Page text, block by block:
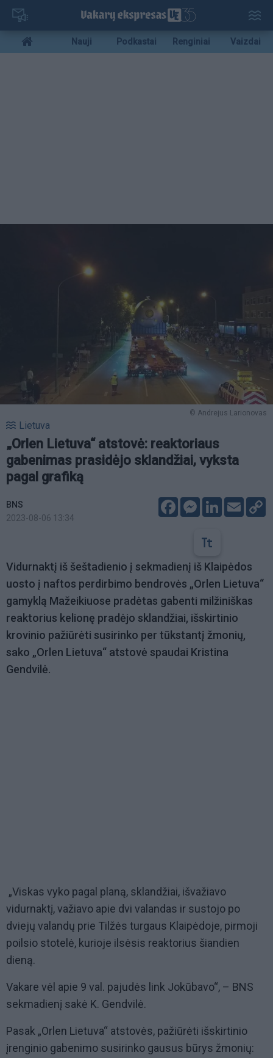
Pereiti
pagrindinį
turinį
Mobile
menu
Nauji Podkastai Renginiai Vaizdai
© Andrejus Larionovas
Lietuva
„Orlen Lietuva“ atstovė: reaktoriaus
gabenimas prasidėjo sklandžiai, vyksta
pagal grafiką
BNS
2023-08-06 13:34
FacebookMessenger
LinkedIn
Email
Vidurnaktį iš šeštadienio į sekmadienį iš Klaipėdos
uosto į naftos perdirbimo bendrovės „Orlen Lietuva“
gamyklą Mažeikiuose pradėtas gabenti milžiniškas
reaktorius kelionę pradėjo sklandžiai, išskirtinio
krovinio pažiūrėti susirinko per tūkstantį žmonių,
sako „Orlen Lietuva“ atstovė spaudai Kristina
Gendvilė.
„Viskas vyko pagal planą, sklandžiai, išvažiavo
vidurnaktį, važiavo apie dvi valandas ir sustojo po
dviejų valandų prie Tilžės turgaus Klaipėdoje, pirmoji
poilsio stotelė, kurioje ilsėsis reaktorius šiandien
dieną.
Vakare vėl apie 9 val. pajudės link Jokūbavo“, – BNS
sekmadienį sakė K. Gendvilė.
Pasak „Orlen Lietuva“ atstovės, pažiūrėti išskirtinio
įrenginio gabenimo susirinko gausus būrys žmonių: